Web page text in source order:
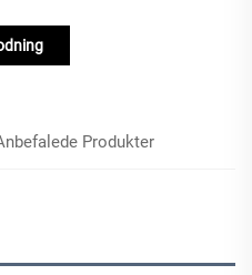
Produkter